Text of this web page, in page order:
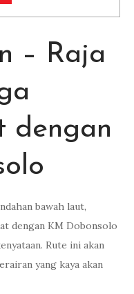
– Raja
dengan
bawah laut,
dengan KM Dobonsolo
Rute ini akan
yang kaya akan